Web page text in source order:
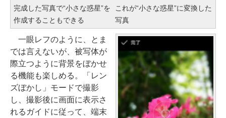
完成した写真で“小さな惑星”を
作成することもできる
これが“小さな惑星”に変換した
写真
一眼レフのように、とま
では言えないが、被写体が
際立つように背景をぼかせ
る機能も楽しめる。「レン
ズぼかし」モードで撮影
し、撮影後に画面に表示さ
れるガイドに従って、端末